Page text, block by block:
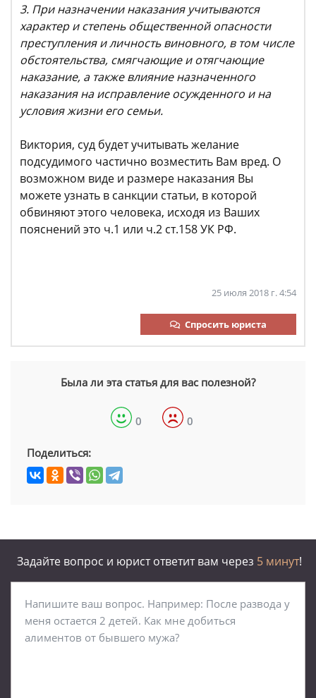
3. При назначении наказания учитываются
характер и степень общественной опасности
преступления и личность виновного, в том числе
обстоятельства, смягчающие и отягчающие
наказание, а также влияние назначенного
наказания на исправление осужденного и на
условия жизни его семьи.
Виктория, суд будет учитывать желание
подсудимого частично возместить Вам вред. О
возможном виде и размере наказания Вы
можете узнать в санкции статьи, в которой
обвиняют этого человека, исходя из Ваших
пояснений это ч.1 или ч.2 ст.158 УК РФ.
25 июля 2018 г. 4:54
Спросить юриста
Была ли эта статья для вас полезной?
0 0
Поделиться:
Задайте вопрос и юрист ответит вам через 5 минут!